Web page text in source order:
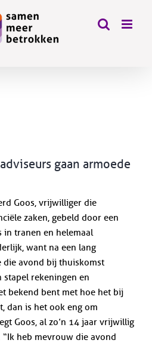
gaan armoede
Goos, vrijwilliger die
zaken, gebeld door een
in tranen en helemaal
want na een lang
die avond bij thuiskomst
rekeningen en
bekend bent met hoe het bij
dan is het ook eng om
Goos, al zo’n 14 jaar vrijwillig
heb mevrouw die avond